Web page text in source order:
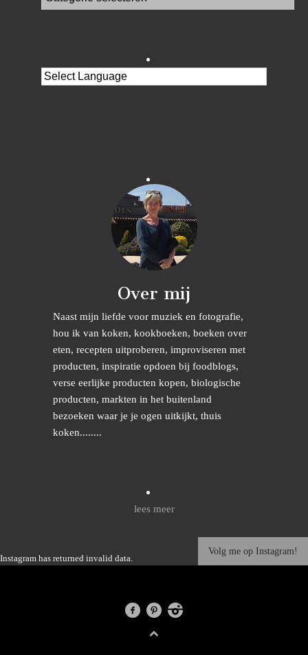
Over mij
Naast mijn liefde voor muziek en fotografie,
hou ik van koken, kookboeken, boeken over
eten, recepten uitproberen, improviseren met
producten, inspiratie opdoen bij foodblogs,
verse eerlijke producten kopen, biologische
producten, markten in het buitenland
bezoeken waar je je ogen uitkijkt, thuis
koken........
lees meer
Instagram has returned invalid data.
Volg me op Instagram!